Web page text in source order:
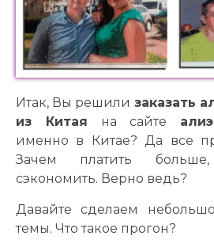
Итак, Вы решили заказать
из Китая на сайте
именно в Китае? Да все
Зачем платить
сэкономить. Верно ведь?
Давайте сделаем
темы. Что такое прогон?